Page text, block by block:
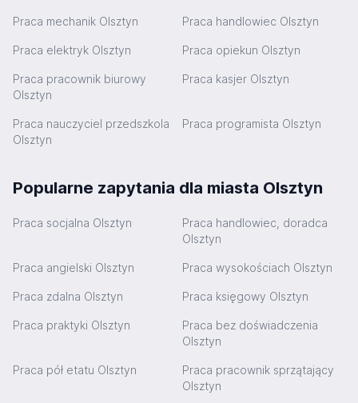
Praca mechanik Olsztyn Praca handlowiec Olsztyn
Praca elektryk Olsztyn Praca opiekun Olsztyn
Praca pracownik biurowy
Olsztyn
Praca kasjer Olsztyn
Praca nauczyciel przedszkola
Olsztyn
Praca programista Olsztyn
Popularne zapytania dla miasta Olsztyn
Praca socjalna Olsztyn
Praca handlowiec, doradca
Olsztyn
Praca angielski Olsztyn Praca wysokościach Olsztyn
Praca zdalna Olsztyn Praca księgowy Olsztyn
Praca praktyki Olsztyn
Praca bez doświadczenia
Olsztyn
Praca pół etatu Olsztyn
Praca pracownik sprzątający
Olsztyn